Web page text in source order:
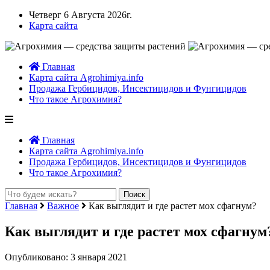
Четверг 6 Августа 2026г.
Карта сайта
Главная
Карта сайта Agrohimiya.info
Продажа Гербицидов, Инсектицидов и Фунгицидов
Что такое Агрохимия?
Главная
Карта сайта Agrohimiya.info
Продажа Гербицидов, Инсектицидов и Фунгицидов
Что такое Агрохимия?
Главная Важное Как выглядит и где растет мох сфагнум?
Как выглядит и где растет мох
Опубликовано: 3 января 2021